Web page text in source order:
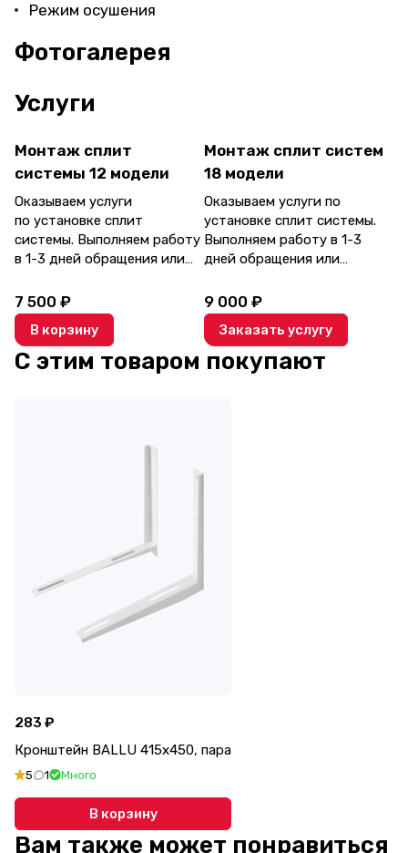
Режим осушения
Фотогалерея
Услуги
Монтаж сплит
системы 12 модели
Оказываем услуги
по установке сплит
системы. Выполняем работу
в 1-3 дней обращения или
время. Делаем все
аккуратно и по
согласованию с заказчиком.
7 500 ₽
В корзину
Монтаж сплит систем
18 модели
Оказываем услуги по
установке сплит системы.
Выполняем работу в 1-3
дней обращения или
время. Делаем все
аккуратно и по
согласованию с заказчиком.
9 000 ₽
Заказать услугу
С этим товаром покупают
283 ₽
Кронштейн BALLU 415х450, пара
5 1 Много
В корзину
Вам также может понравиться